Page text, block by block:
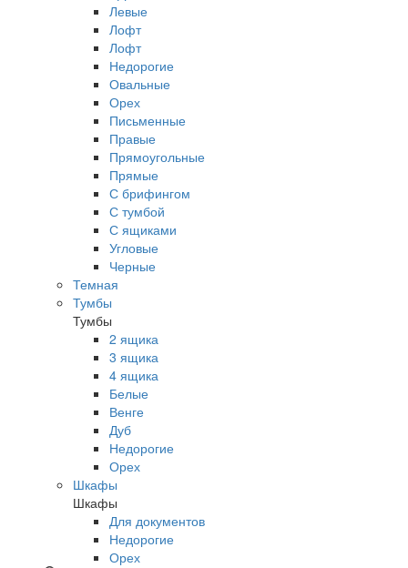
Левые
Лофт
Лофт
Недорогие
Овальные
Орех
Письменные
Правые
Прямоугольные
Прямые
С брифингом
С тумбой
С ящиками
Угловые
Черные
Темная
Тумбы
Тумбы
2 ящика
3 ящика
4 ящика
Белые
Венге
Дуб
Недорогие
Орех
Шкафы
Шкафы
Для документов
Недорогие
Орех